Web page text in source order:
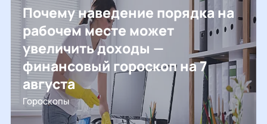
Почему наведение порядка на
рабочем месте может
увеличить доходы —
финансовый гороскоп на 7
августа
Гороскопы